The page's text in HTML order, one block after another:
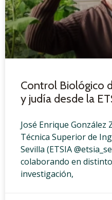
Control Biológico
y judía desde la
José Enrique González
Técnica Superior de
Sevilla (ETSIA
colaborando en
investigación,